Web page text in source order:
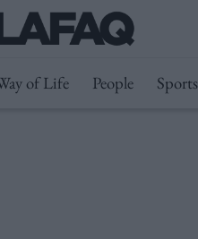
of Life People Sports